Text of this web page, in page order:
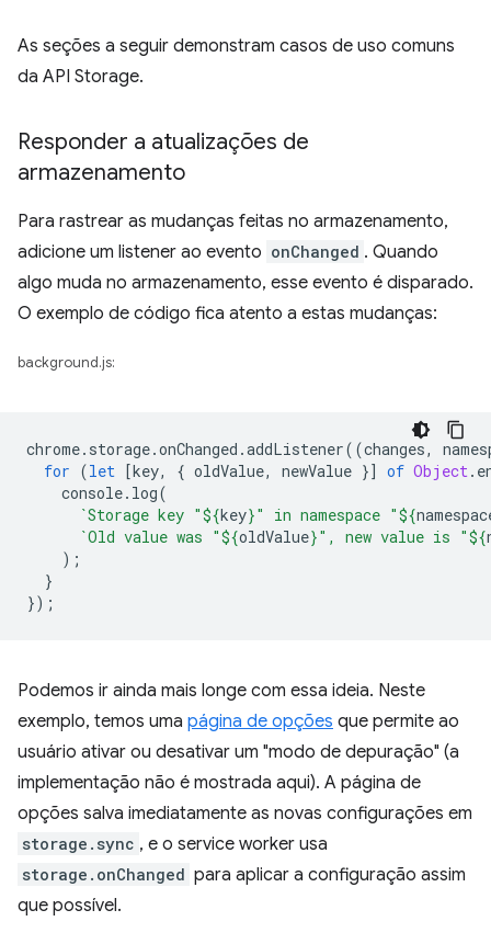
As seções a seguir demonstram casos de uso comuns
da API Storage.
Responder a atualizações de
armazenamento
Para rastrear as mudanças feitas no armazenamento,
adicione um listener ao evento onChanged . Quando
algo muda no armazenamento, esse evento é disparado.
O exemplo de código fica atento a estas mudanças:
background.js:
chrome. storage.onChanged .addListener((changes,
for (let [key, { oldValue, newValue }] of Object.
console. log(
`Storage key "${key}" in namespace "${
`Old value was "${oldValue}", new value is "${
);
}
});
Podemos ir ainda mais longe com essa ideia. Neste
exemplo, temos uma página de opções que permite ao
usuário ativar ou desativar um "modo de depuração" (a
implementação não é mostrada aqui). A página de
opções salva imediatamente as novas configurações em
storage.sync , e o service worker usa
storage.onChanged para aplicar a configuração assim
que possível.